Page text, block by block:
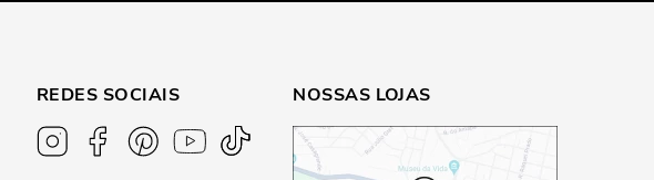
REDES SOCIAIS NOSSAS LOJAS